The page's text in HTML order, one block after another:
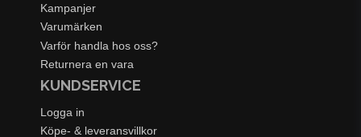
Kampanjer
Varumärken
Varför handla hos oss?
Returnera en vara
KUNDSERVICE
Logga in
Köpe- & leveransvillkor